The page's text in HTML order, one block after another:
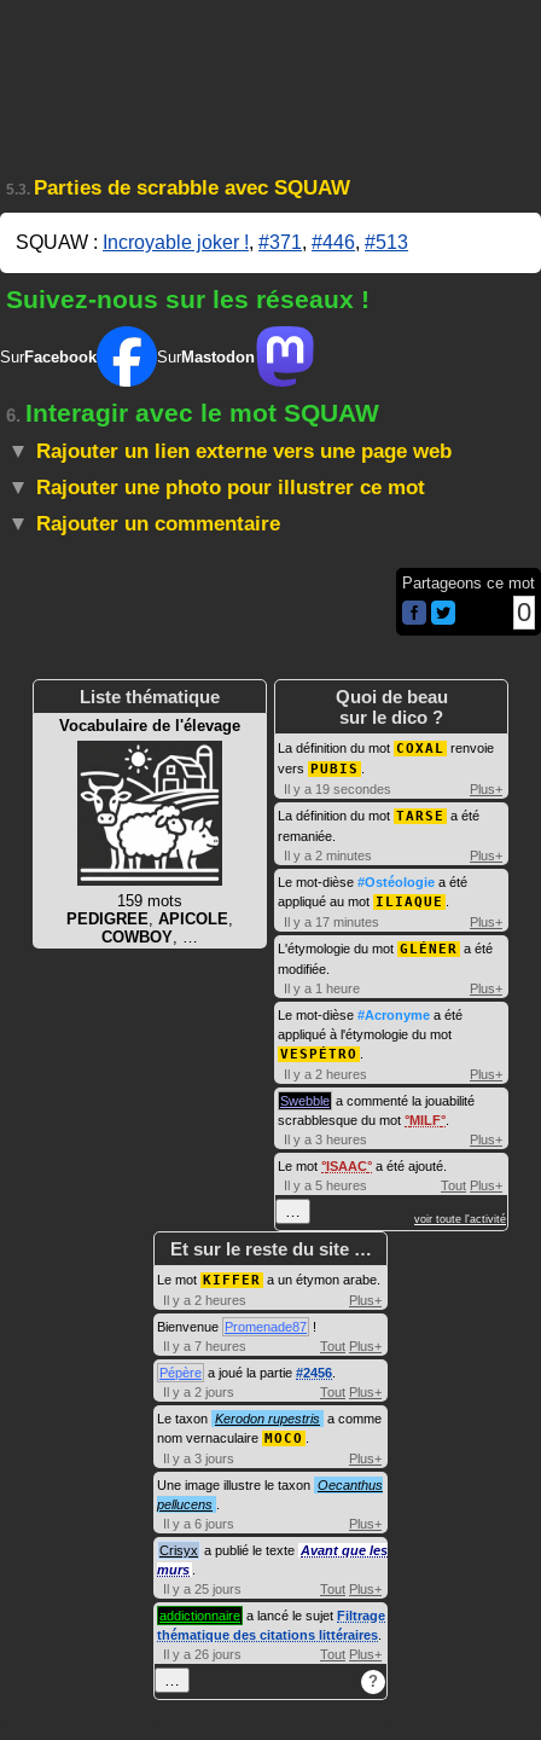
5.3. Parties de scrabble avec SQUAW
SQUAW : Incroyable joker !, #371, #446, #513
Suivez-nous sur les réseaux !
SurFacebook SurMastodon
6. Interagir avec le mot SQUAW
Rajouter un lien externe vers une page web
Rajouter une photo pour illustrer ce mot
Rajouter un commentaire
Partageons ce mot
0
Liste thématique
Vocabulaire de l'élevage
159 mots
PEDIGREE, APICOLE,
COWBOY, …
Quoi de beau
sur le dico ?
La définition du mot COXAL renvoie
vers PUBIS
Il y a 19 secondes
Plus+
La définition du mot TARSE a été
remaniée.
Il y a 2 minutes
Plus+
Le mot-dièse #Ostéologie a été
appliqué au mot ILIAQUE
Il y a 17 minutes
Plus+
L'étymologie du mot GLÉNER a été
modifiée.
Il y a 1 heure
Plus+
Le mot-dièse #Acronyme a été
appliqué à l'étymologie du mot
VESPÉTRO
Il y a 2 heures
Plus+
Swebble a commenté la jouabilité
scrabblesque du mot MILF
Il y a 3 heures
Plus+
Le mot ISAAC a été ajouté.
Il y a 5 heures
Tout Plus+
… voir toute l'activité
Et sur le reste du site …
Le mot KIFFER a un étymon arabe.
Il y a 2 heures
Plus+
Bienvenue Promenade87 !
Il y a 7 heures
Tout Plus+
Pépère a joué la partie #2456
Il y a 2 jours
Tout Plus+
Le taxon Kerodon rupestris a comme
nom vernaculaire MOCO
Il y a 3 jours
Plus+
Une image illustre le taxon Oecanthus
pellucens
Il y a 6 jours
Plus+
Crisyx a publié le texte Avant que les
murs
Il y a 25 jours
Tout Plus+
addictionnaire a lancé le sujet Filtrage
thématique des citations littéraires
Il y a 26 jours
Tout Plus+
… ?